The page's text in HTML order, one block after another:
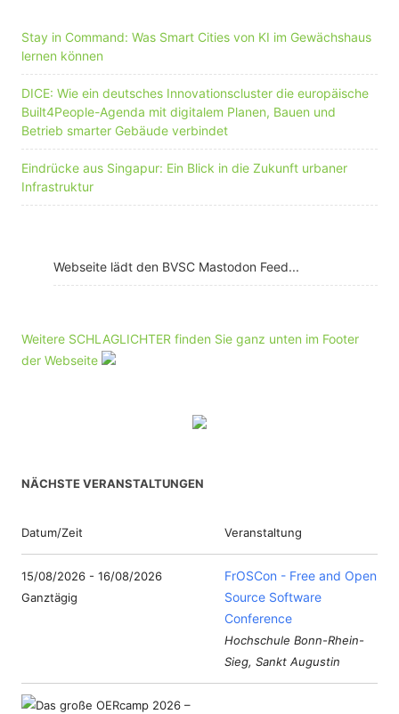
Stay in Command: Was Smart Cities von KI im Gewächshaus
lernen können
DICE: Wie ein deutsches Innovationscluster die europäische
Built4People-Agenda mit digitalem Planen, Bauen und
Betrieb smarter Gebäude verbindet
Eindrücke aus Singapur: Ein Blick in die Zukunft urbaner
Infrastruktur
Webseite lädt den BVSC Mastodon Feed...
Weitere SCHLAGLICHTER finden Sie ganz unten im Footer
der Webseite
NÄCHSTE VERANSTALTUNGEN
Datum/Zeit Veranstaltung
15/08/2026 - 16/08/2026
Ganztägig
FrOSCon - Free and Open
Source Software
Conference
Hochschule Bonn-Rhein-
Sieg, Sankt Augustin